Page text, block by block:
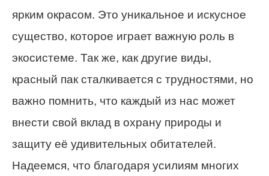
ярким окрасом. Это уникальное и искусное
существо, которое играет важную роль в
экосистеме. Так же, как другие виды,
красный пак сталкивается с трудностями, но
важно помнить, что каждый из нас может
внести свой вклад в охрану природы и
защиту её удивительных обитателей.
Надеемся, что благодаря усилиям многих